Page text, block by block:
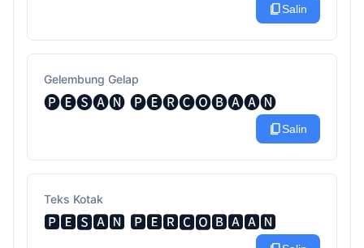
content_copySalin
Gelembung Gelap
🅟🅔🅢🅐🅝 🅟🅔🅡🅒🅞🅑🅐🅐🅝
content_copySalin
Teks Kotak
🅿🅴🆂🅰🅽 🅿🅴🆁🅲🅾🅱🅰🅰🅽